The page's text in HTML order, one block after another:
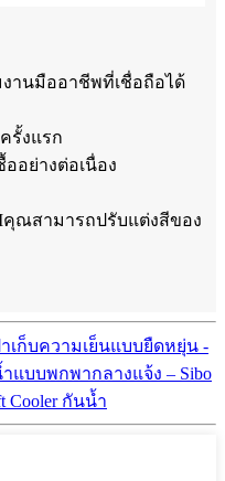
านมืออาชีพที่เชื่อถือได้
รั้งแรก
อย่างต่อเนื่อง
คุณสามารถปรับแต่งสีของ
เก็บความเย็นแบบยืดหยุ่น -
แบบพกพากลางแจ้ง – Sibo
Cooler กันน้ำ